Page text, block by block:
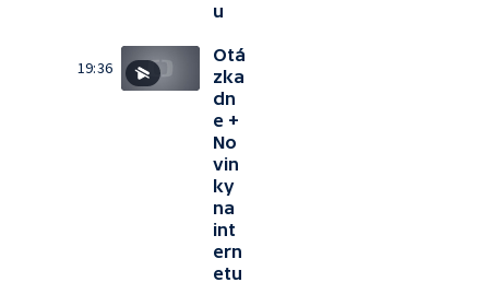
u
19:36
Otá
zka
dn
e +
No
vin
ky
na
int
ern
etu